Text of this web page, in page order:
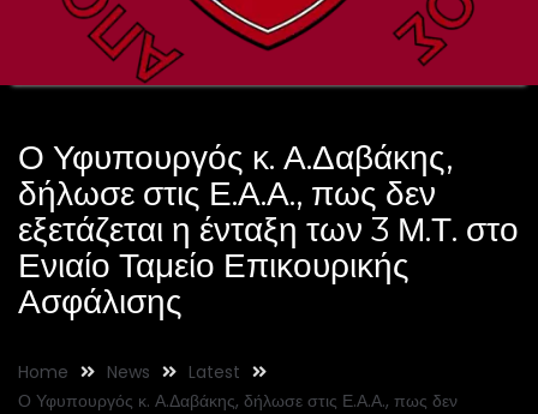
Ο Υφυπουργός κ. Α.Δαβάκης,
δήλωσε στις Ε.Α.Α., πως δεν
εξετάζεται η ένταξη των 3 Μ.Τ. στο
Ενιαίο Ταμείο Επικουρικής
Ασφάλισης
Home News
Latest
Ο Υφυπουργός κ. Α.Δαβάκης, δήλωσε στις Ε.Α.Α., πως δεν